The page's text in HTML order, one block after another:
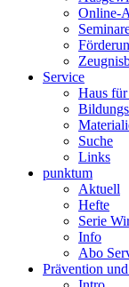
Online-
Service
Haus für
Suche
Links
punktum
Aktuell
Hefte
Serie
Info
Abo
Prävention